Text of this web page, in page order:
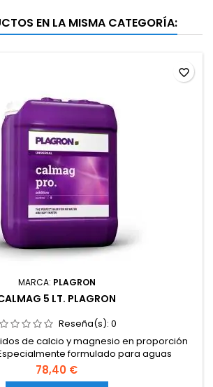
EN LA MISMA CATEGORÍA:
MARCA: PLAGRON
5 LT. PLAGRON
Reseña(s): 0
de calcio y magnesio en proporción
formulado para aguas
la estructura celular y fortalece
con sistemas de cultivo en tierra,
78,40 €
favorite_border